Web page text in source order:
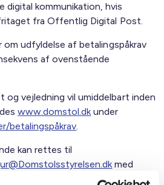
digital kommunikation, hvis
fra Offentlig Digital Post.
udfyldelse af betalingspåkrav
af ovenstående
og vejledning vil umiddelbart inden
www.domstol.dkunder
betalingspåkrav.
kan rettes til
med